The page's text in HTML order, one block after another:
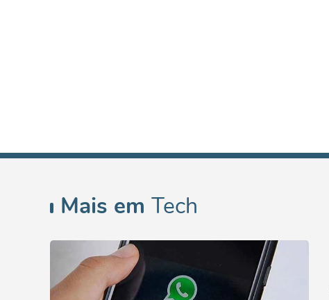
Mais em Tech